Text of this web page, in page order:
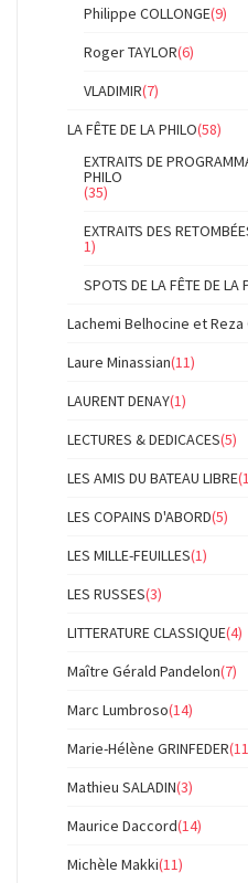
Philippe COLLONGE(9)
Roger TAYLOR(6)
VLADIMIR(7)
LA FÊTE DE LA PHILO(58)
EXTRAITS DE
PHILO
(35)
EXTRAITS DES
1)
SPOTS DE LA FÊTE DE LA
Lachemi Belhocine et Reza
Laure Minassian(11)
LAURENT DENAY(1)
LECTURES & DEDICACES(5)
LES AMIS DU BATEAU LIBRE
LES COPAINS D'ABORD(5)
LES MILLE-FEUILLES(1)
LES RUSSES(3)
LITTERATURE CLASSIQUE(4)
Maître Gérald Pandelon(7)
Marc Lumbroso(14)
Marie-Hélène GRINFEDER
Mathieu SALADIN(3)
Maurice Daccord(14)
Michèle Makki(11)